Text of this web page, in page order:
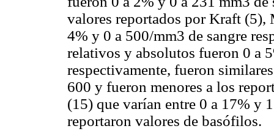
valores reportados por Kraft (5),
4% y 0 a 500/mm3 de sangre
relativos y absolutos fueron 0 a
respectivamente, fueron
600 y fueron menores a los
(15) que varían entre 0 a 17% y
reportaron valores de basófilos.